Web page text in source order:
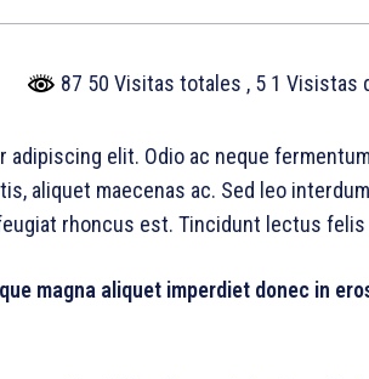
87 50 Visitas totales , 5 1 Visistas
elit. Odio ac neque
aliquet maecenas ac. Sed leo
rhoncus est. Tincidunt lectus
magna aliquet imperdiet donec in